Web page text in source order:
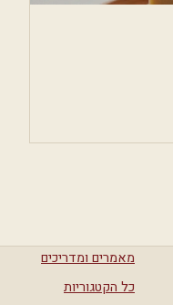
מאמרים ומדריכים
כל הקטגוריות